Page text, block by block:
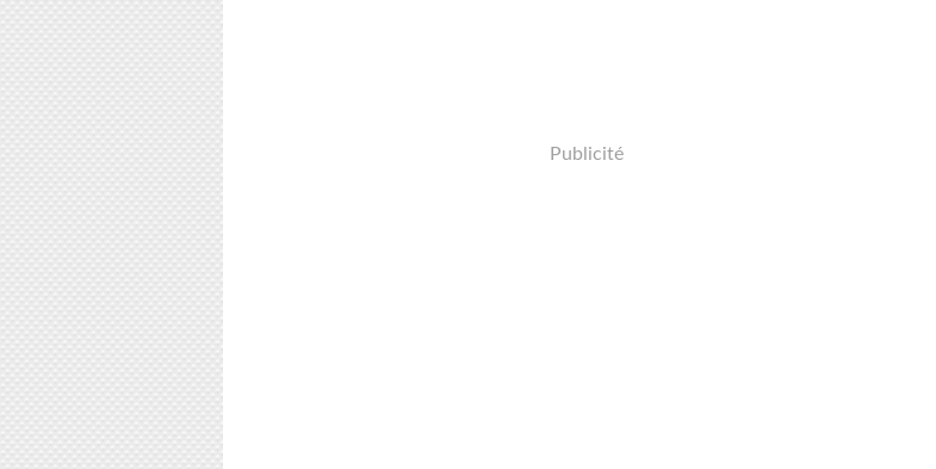
Publicité